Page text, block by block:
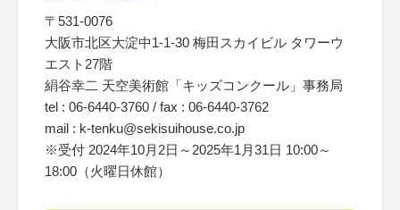
〒531-0076
大阪市北区大淀中1-1-30 梅田スカイビル タワーウ
エスト27階
絹谷幸二 天空美術館「キッズコンクール」事務局
tel : 06-6440-3760 / fax : 06-6440-3762
mail : k-tenku@sekisuihouse.co.jp
※受付 2024年10月2日～2025年1月31日 10:00～
18:00（火曜日休館）